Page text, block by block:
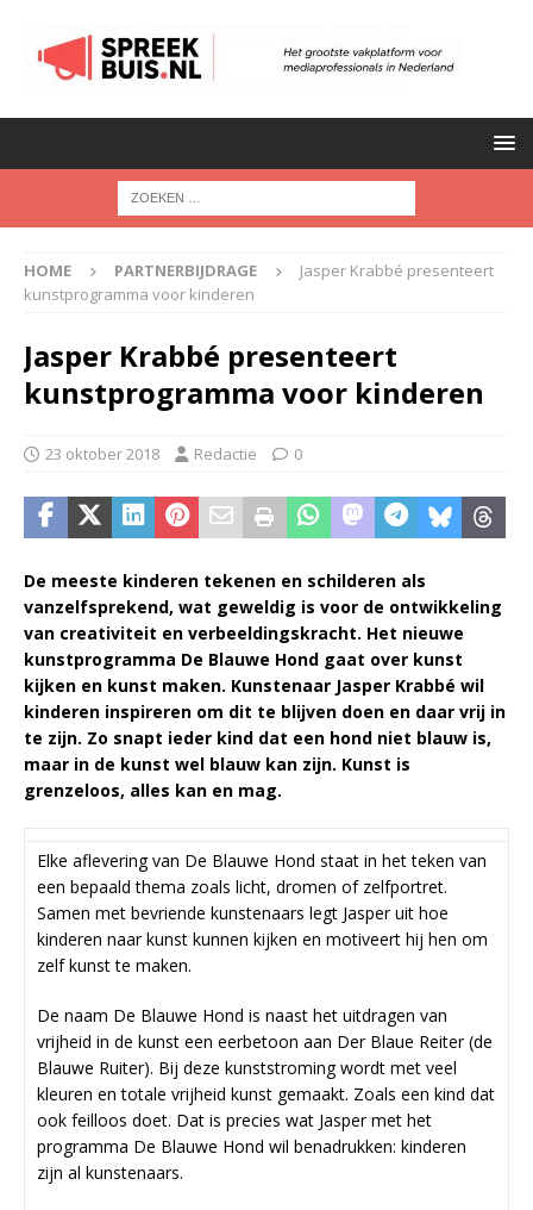
HOME PARTNERBIJDRAGE
Jasper Krabbé presenteert
kunstprogramma voor kinderen
Jasper Krabbé presenteert
kunstprogramma voor kinderen
23 oktober 2018 Redactie 0
De meeste kinderen tekenen en schilderen als
vanzelfsprekend, wat geweldig is voor de ontwikkeling
van creativiteit en verbeeldingskracht. Het nieuwe
kunstprogramma De Blauwe Hond gaat over kunst
kijken en kunst maken. Kunstenaar Jasper Krabbé wil
kinderen inspireren om dit te blijven doen en daar vrij in
te zijn. Zo snapt ieder kind dat een hond niet blauw is,
maar in de kunst wel blauw kan zijn. Kunst is
grenzeloos, alles kan en mag.
Elke aflevering van De Blauwe Hond staat in het teken van
een bepaald thema zoals licht, dromen of zelfportret.
Samen met bevriende kunstenaars legt Jasper uit hoe
kinderen naar kunst kunnen kijken en motiveert hij hen om
zelf kunst te maken.
De naam De Blauwe Hond is naast het uitdragen van
vrijheid in de kunst een eerbetoon aan Der Blaue Reiter (de
Blauwe Ruiter). Bij deze kunststroming wordt met veel
kleuren en totale vrijheid kunst gemaakt. Zoals een kind dat
ook feilloos doet. Dat is precies wat Jasper met het
programma De Blauwe Hond wil benadrukken: kinderen
zijn al kunstenaars.